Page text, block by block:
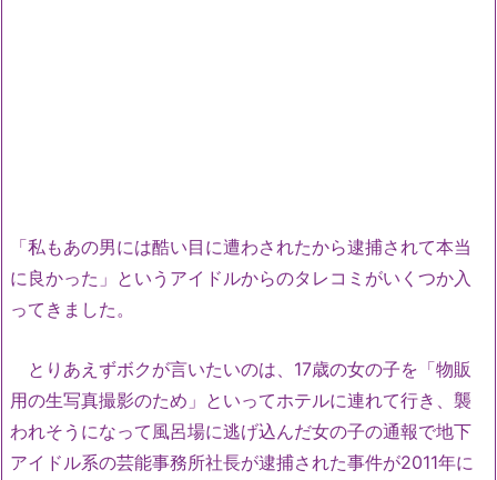
「私もあの男には酷い目に遭わされたから逮捕されて本当
に良かった」というアイドルからのタレコミがいくつか入
ってきました。
とりあえずボクが言いたいのは、17歳の女の子を「物販
用の生写真撮影のため」といってホテルに連れて行き、襲
われそうになって風呂場に逃げ込んだ女の子の通報で地下
アイドル系の芸能事務所社長が逮捕された事件が2011年に